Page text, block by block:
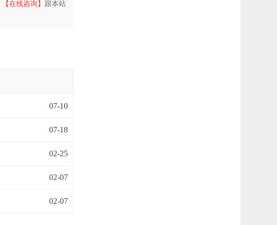
【在线咨询】 跟本站
07-10
07-18
02-25
02-07
02-07